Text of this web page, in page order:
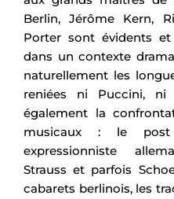
Berlin, Jérôme Kern,
Porter sont évidents et
dans un contexte
naturellement les
reniées ni Puccini,
également la
musicaux : le post
expressionniste
Strauss et parfois
cabarets berlinois, les